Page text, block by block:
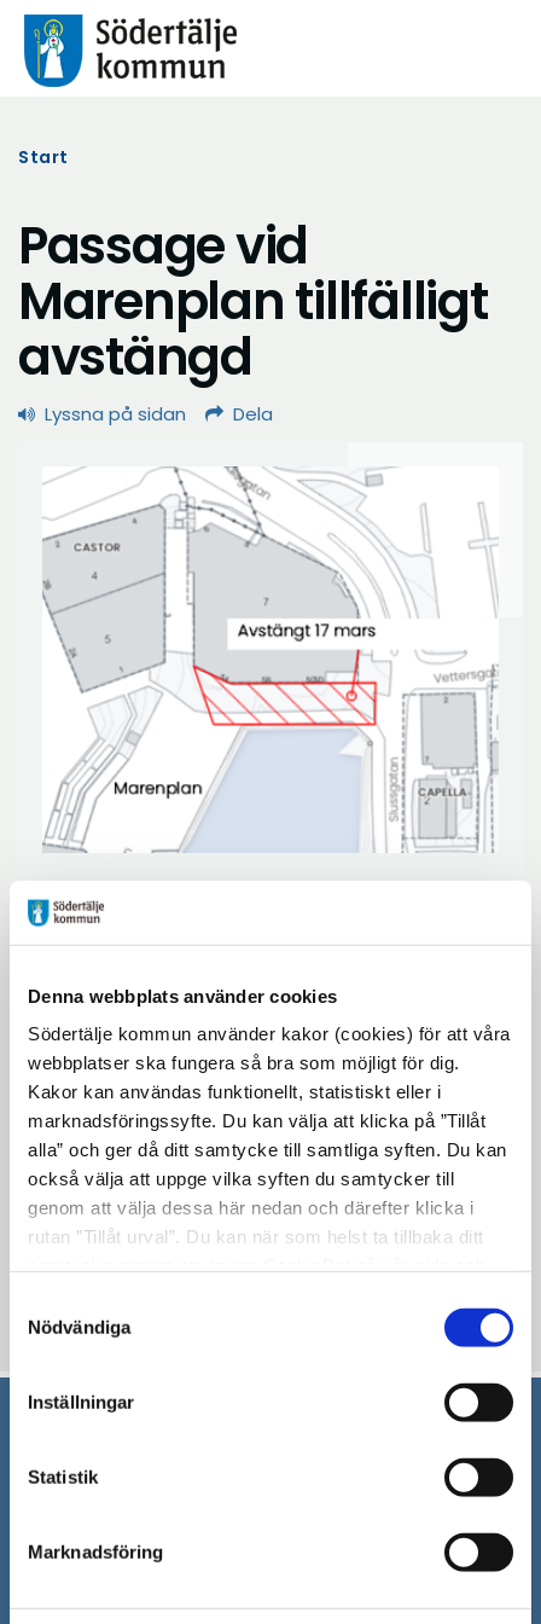
Denna webbplats använder cookies
Södertälje kommun använder kakor (cookies) för att våra
webbplatser ska fungera så bra som möjligt för dig.
Kakor kan användas funktionellt, statistiskt eller i
marknadsföringssyfte. Du kan välja att klicka på ”Tillåt
alla” och ger då ditt samtycke till samtliga syften. Du kan
också välja att uppge vilka syften du samtycker till
genom att välja dessa här nedan och därefter klicka i
rutan ”Tillåt urval”. Du kan när som helst ta tillbaka ditt
"Visa detaljer" kan du läsa om hur kakorna används och
hur vi och våra leverantörer inhämtar och behandlar
Nödvändiga
Inställningar
Statistik
Marknadsföring
Start
Passage vid
Marenplan tillfälligt
avstängd
Lyssna på sidan Dela
Utrymmet mellan Slussgatan och
Köpmangatan vid Marenplan kommer
att vara avstängt under tisdagen den 17
mobilkran kommer då att att stå på
utrymmet.
Under tisdagen den 17 mars är det alltså
inte möjligt att använda passagen.
Läs mer om arbetet med nya Marenplan
här.
Uppdaterad: 2026-04-16
Södertälje kommun
Tfn: 08–523 010 00